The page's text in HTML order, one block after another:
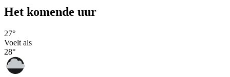
Het komende uur
27°
Voelt als
28°